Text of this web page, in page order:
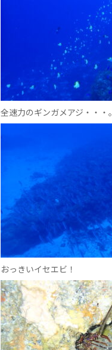
全速力のギンガメアジ・・・。
おっきいイセエビ！